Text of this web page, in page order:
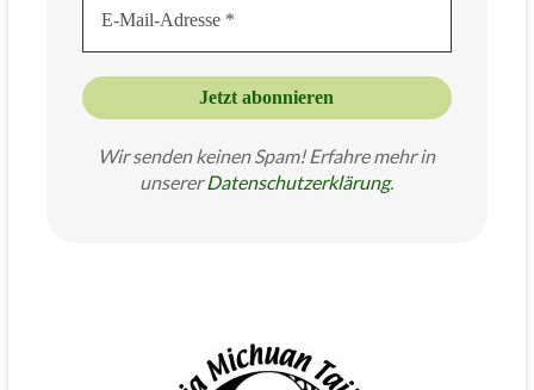
Wir senden keinen Spam! Erfahre mehr in
unsererDatenschutzerklärung.